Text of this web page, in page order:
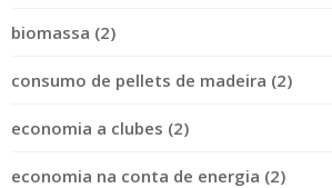
biomassa (2)
consumo de pellets de madeira (2)
economia a clubes (2)
economia na conta de energia (2)